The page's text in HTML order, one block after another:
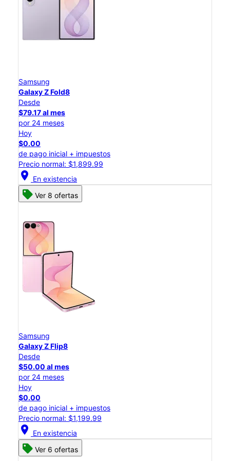
Samsung
Galaxy Z Fold8
Desde
$79.17 al mes
por 24 meses
Hoy
$0.00
de pago inicial + impuestos
Precio normal: $1,899.99
location_on En existencia
Ver 8 ofertas
Samsung
Galaxy Z Flip8
Desde
$50.00 al mes
por 24 meses
Hoy
$0.00
de pago inicial + impuestos
Precio normal: $1,199.99
location_on En existencia
Ver 6 ofertas